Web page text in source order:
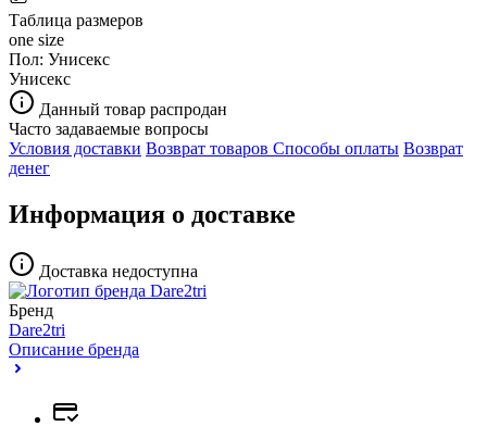
Таблица размеров
one size
Пол: Унисекс
Унисекс
Данный товар распродан
Часто задаваемые вопросы
Условия доставки Возврат товаров Способы оплаты Возврат
денег
Информация о доставке
Доставка недоступна
Бренд
Dare2tri
Описание бренда